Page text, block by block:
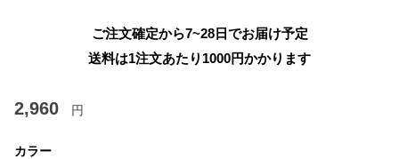
ご注文確定から7~28日でお届け予定
送料は1注文あたり 1000円かかります
2,960 円
カラー